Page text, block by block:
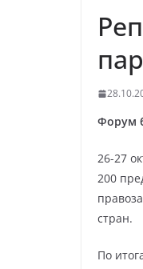
Форум
26-27
200
стран.
По